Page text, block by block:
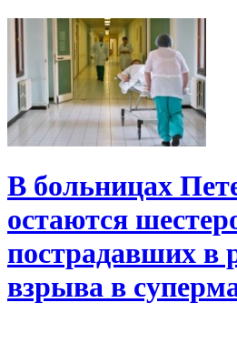
В больницах
остаются
пострадавших в
взрыва в